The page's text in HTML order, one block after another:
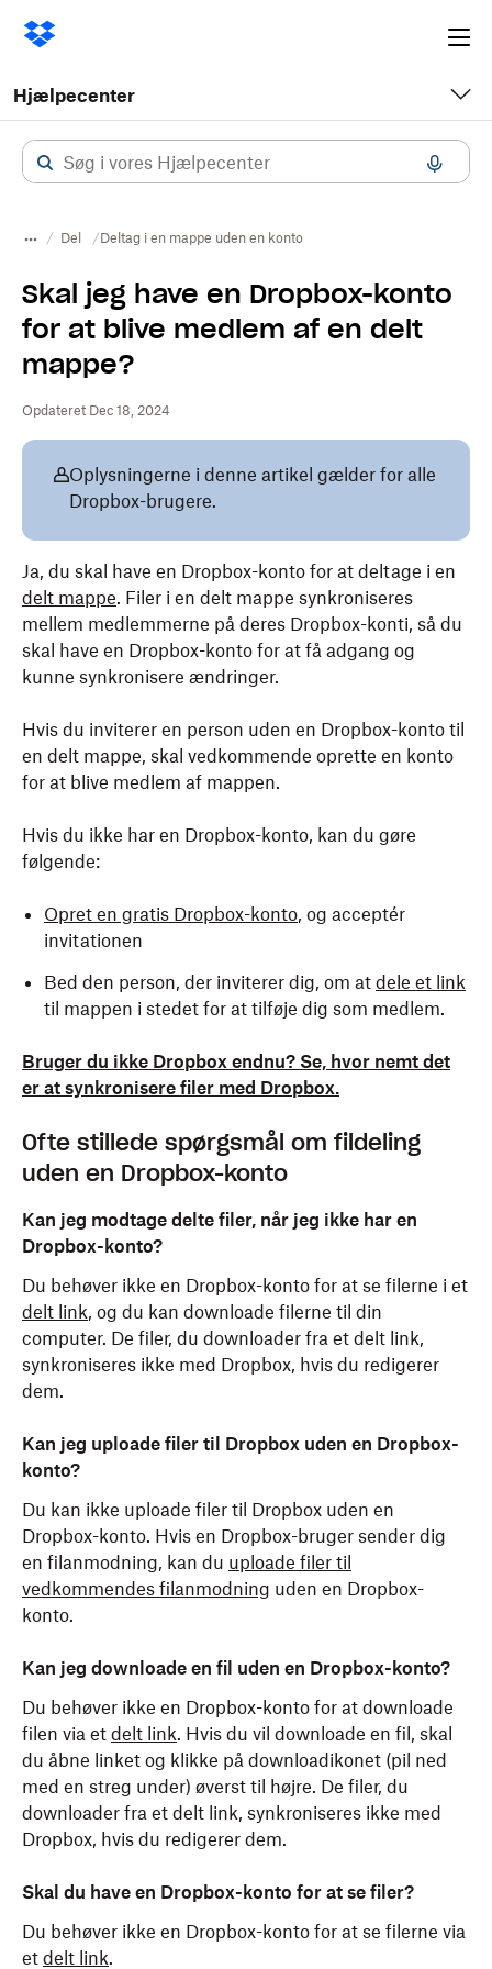
Hjælpecenter
Del Deltag i en mappe uden en konto
Skal jeg have en Dropbox-konto
for at blive medlem af en delt
mappe?
Opdateret Dec 18, 2024
Oplysningerne i denne artikel gælder for alle
Dropbox-brugere.
Ja, du skal have en Dropbox-konto for at deltage i en
delt mappe. Filer i en delt mappe synkroniseres
mellem medlemmerne på deres Dropbox-konti, så du
skal have en Dropbox-konto for at få adgang og
kunne synkronisere ændringer.
Hvis du inviterer en person uden en Dropbox-konto til
en delt mappe, skal vedkommende oprette en konto
for at blive medlem af mappen.
Hvis du ikke har en Dropbox-konto, kan du gøre
følgende:
Opret en gratis Dropbox-konto, og acceptér
invitationen
Bed den person, der inviterer dig, om at dele et link
til mappen i stedet for at tilføje dig som medlem.
Bruger du ikke Dropbox endnu? Se, hvor nemt det
er at synkronisere filer med Dropbox.
Ofte stillede spørgsmål om fildeling
uden en Dropbox-konto
Kan jeg modtage delte filer, når jeg ikke har en
Dropbox-konto?
Du behøver ikke en Dropbox-konto for at se filerne i et
delt link, og du kan downloade filerne til din
computer. De filer, du downloader fra et delt link,
synkroniseres ikke med Dropbox, hvis du redigerer
dem.
Kan jeg uploade filer til Dropbox uden en Dropbox-
konto?
Du kan ikke uploade filer til Dropbox uden en
Dropbox-konto. Hvis en Dropbox-bruger sender dig
en filanmodning, kan du uploade filer til
vedkommendes filanmodning uden en Dropbox-
konto.
Kan jeg downloade en fil uden en Dropbox-konto?
Du behøver ikke en Dropbox-konto for at downloade
filen via et delt link. Hvis du vil downloade en fil, skal
du åbne linket og klikke på downloadikonet (pil ned
med en streg under) øverst til højre. De filer, du
downloader fra et delt link, synkroniseres ikke med
Dropbox, hvis du redigerer dem.
Skal du have en Dropbox-konto for at se filer?
Du behøver ikke en Dropbox-konto for at se filerne via
et delt link.